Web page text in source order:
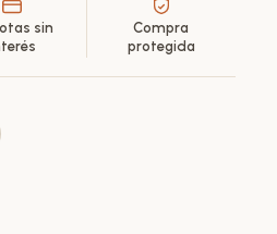
sin
Compra
protegida